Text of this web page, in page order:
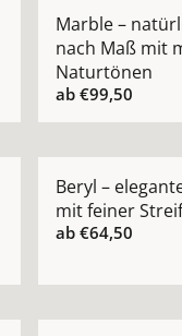
Marble –
nach Maß mit
Naturtönen
ab€99,50
Beryl –
mit feiner
ab€64,50